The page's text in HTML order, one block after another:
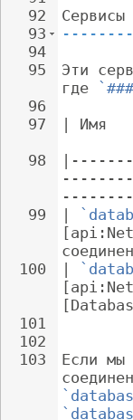
92
93
94
95
96
97
98
99
100
101
102
103
Сервисы
Эти
где
|
--------
Если мы